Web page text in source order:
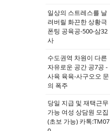
일상의 스트레스를 날
려버릴 화끈한 상황극
폰팅 공육공-500-삼32
사
수도권역 차원이 다른
자유로운 공간 공7공 -
사육 육육-사구오오 문
의 폭주
당일 지급 및 재택근무
가능 여성 상담원 모집
(초보 가능) 카톡:TM07